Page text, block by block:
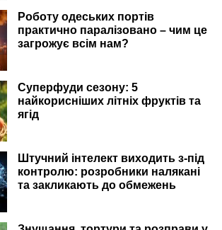
Роботу одеських портів
практично паралізовано – чим це
загрожує всім нам?
Суперфуди сезону: 5
найкорисніших літніх фруктів та
ягід
Штучний інтелект виходить з-під
контролю: розробники налякані
та закликають до обмежень